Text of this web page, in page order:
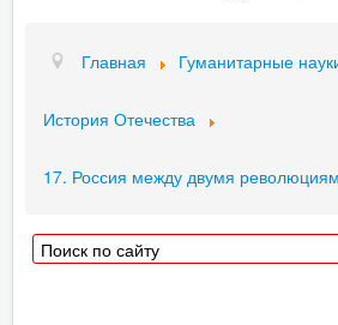
Главная Гуманитарные
История Отечества
17. Россия между двумя